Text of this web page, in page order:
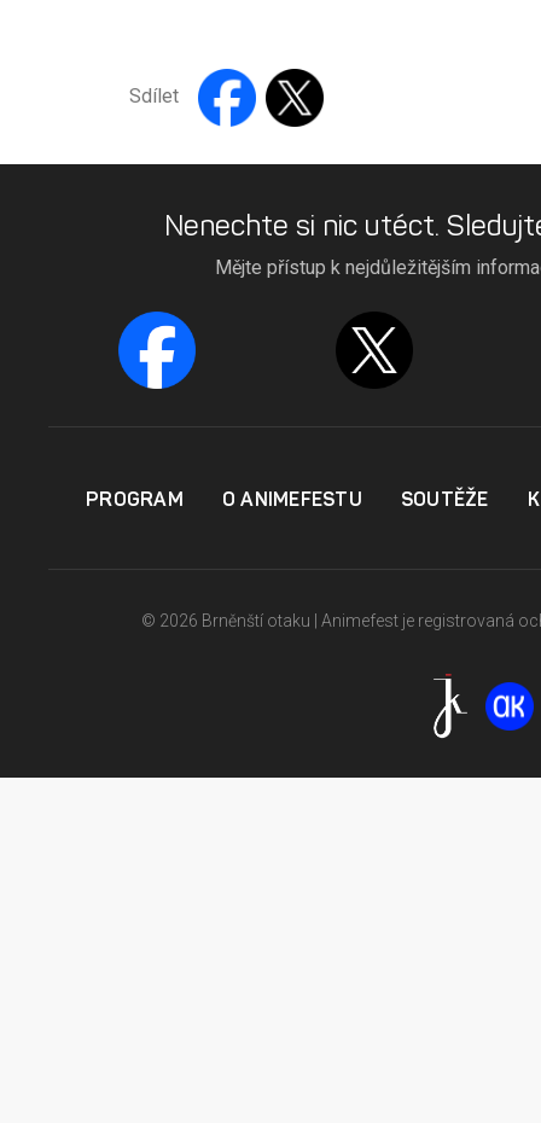
Sdílet
Nenechte si nic utéct.
Mějte přístup k nejdůležitějším
PROGRAM O ANIMEFESTU SOUTĚŽE
© 2026 Brněnští otaku | Animefest je registrovaná